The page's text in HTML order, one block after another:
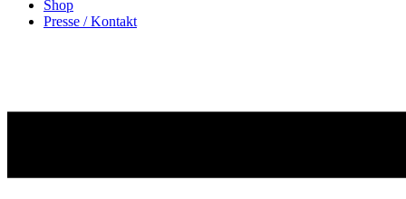
Shop
Presse / Kontakt